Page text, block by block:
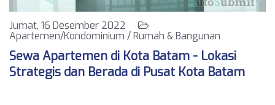
Jumat, 16 Desember 2022
Apartemen/Kondominium / Rumah & Bangunan
Sewa Apartemen di Kota Batam - Lokasi
Strategis dan Berada di Pusat Kota Batam